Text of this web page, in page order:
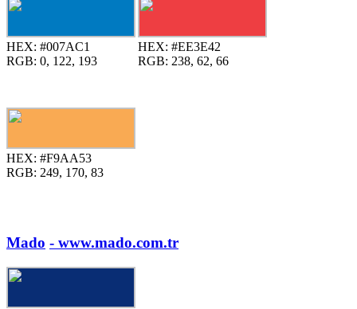
HEX: #007AC1
RGB: 0, 122, 193
HEX: #EE3E42
RGB: 238, 62, 66
HEX: #F9AA53
RGB: 249, 170, 83
Mado - www.mado.com.tr